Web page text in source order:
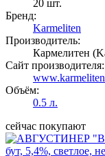
20 шт.
Бренд:
Karmeliten
Производитель:
Кармелитен
Сайт производителя:
Объём:
0.5 л.
сейчас покупают